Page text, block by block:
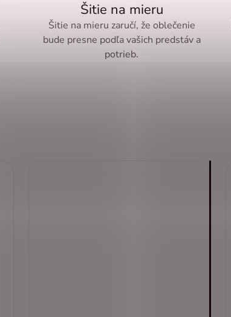
Šitie na mieru
Šitie na mieru zaručí, že oblečenie
bude presne podľa vašich predstáv a
potrieb.